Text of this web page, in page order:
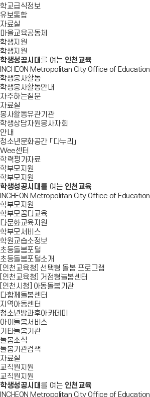
학교급식정보
유보통합
자료실
마을교육공동체
학생지원
학생지원
학생성공시대 를 여는 인천교육
INCHEON Metropolitan City Office of Education
학생봉사활동
학생봉사활동안내
자주하는질문
자료실
봉사활동유관기관
학생상담자원봉사자회
안내
청소년문화공간 「다누리」
Wee센터
학력평가자료
학부모지원
학부모지원
학생성공시대 를 여는 인천교육
INCHEON Metropolitan City Office of Education
학부모지원
학부모꿈디교육
다문화교육지원
학부모서비스
학원교습소정보
초등돌봄포털
초등돌봄포털소개
[인천교육청] 선택형 돌봄 프로그램
[인천교육청] 거점형늘봄센터
[인천시청] 아동돌봄기관
다함께돌봄센터
지역아동센터
청소년방과후아카데미
아이돌봄서비스
기타돌봄기관
돌봄소식
돌봄기관검색
자료실
교직원지원
교직원지원
학생성공시대 를 여는 인천교육
INCHEON Metropolitan City Office of Education